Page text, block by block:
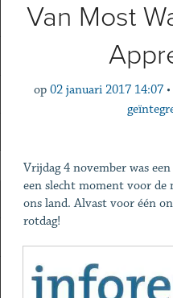
Van Most
op 02 januari 2017 14:07 •
Vrijdag 4 november was
een slecht moment voor de
ons land. Alvast voor één
rotdag!